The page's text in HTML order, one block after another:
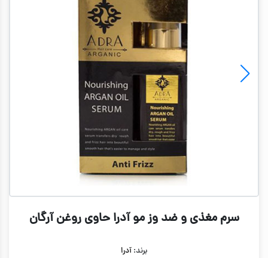
سرم مغذی و ضد وز مو آدرا حاوی روغن آرگان
برند: آدرا